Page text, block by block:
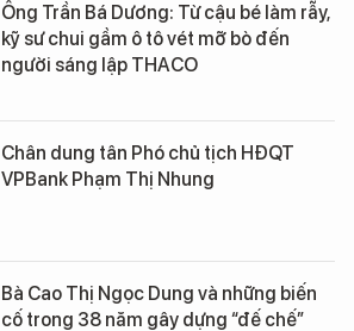
Ông Trần Bá Dương: Từ cậu bé làm rẫy,
kỹ sư chui gầm ô tô vét mỡ bò đến
người sáng lập THACO
Chân dung tân Phó chủ tịch HĐQT
VPBank Phạm Thị Nhung
Bà Cao Thị Ngọc Dung và những biến
cố trong 38 năm gây dựng “đế chế”